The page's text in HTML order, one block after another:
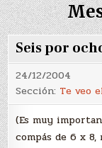
Seis por
24/12/2004
Sección: Te veo
(Es muy
compás de 6 x